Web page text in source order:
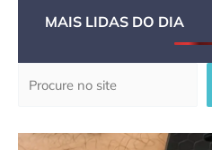
MAIS LIDAS DO DIA